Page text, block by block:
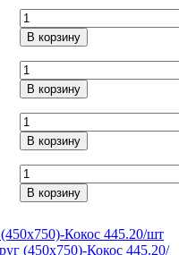
В корзину
В корзину
В корзину
В корзину
Кокос 445.20/шт
(450х750)-Кокос 445.20/